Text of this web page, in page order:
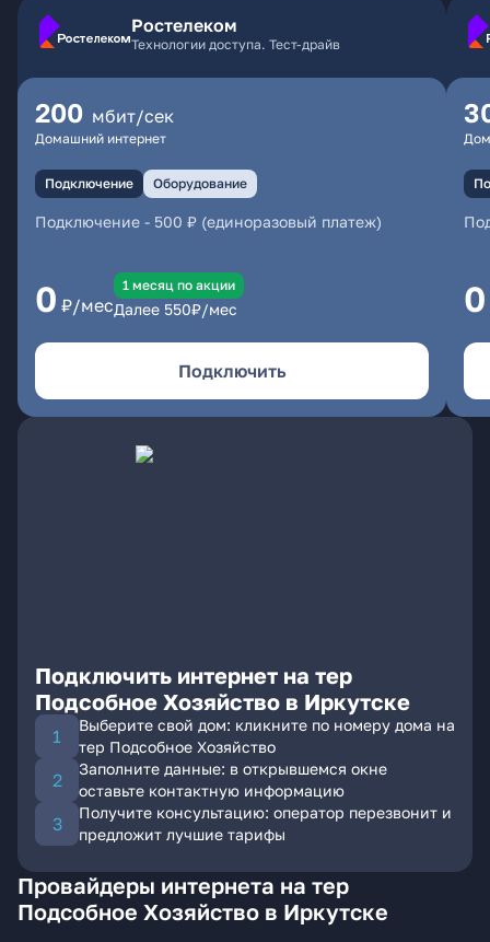
Ростелеком
Технологии доступа. Тест-драйв
200 мбит/сек
Домашний интернет
Подключение Оборудование
Подключение - 500 ₽ (единоразовый платеж)
0 ₽/мес
1 месяц по акции
Далее 550₽/мес
Подключить
0
Подключить интернет на тер
Подсобное Хозяйство в Иркутске
Выберите свой дом: кликните по номеру дома на
тер Подсобное Хозяйство
Заполните данные: в открывшемся окне
оставьте контактную информацию
Получите консультацию: оператор перезвонит и
предложит лучшие тарифы
Провайдеры интернета на тер
Подсобное Хозяйство в Иркутске